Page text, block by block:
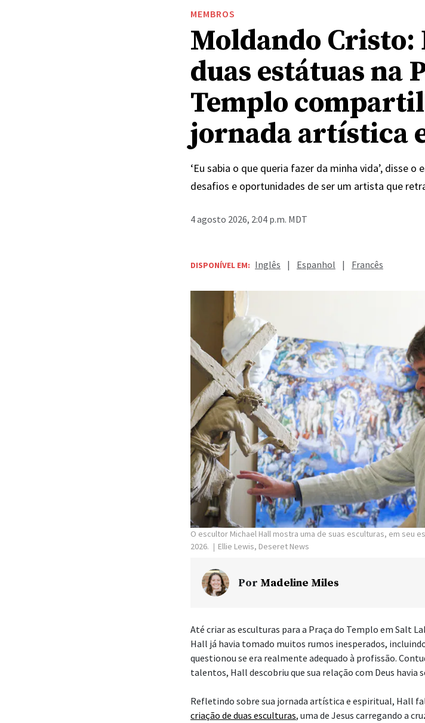
MEMBROS
Moldando Cristo:
duas estátuas na
Templo
jornada artística
‘Eu sabia o que queria fazer da minha vida’, disse
desafios e oportunidades de ser um artista que
4 agosto 2026, 2:04 p.m. MDT
DISPONÍVEL EM: Inglês | Espanhol | Francês
O escultor Michael Hall mostra uma de suas esculturas, em seu
2026.
Ellie Lewis, Deseret News
Por Madeline Miles
Até criar as esculturas para a Praça do Templo em Salt
Hall já havia tomado muitos rumos inesperados,
questionou se era realmente adequado à profissão.
talentos, Hall descobriu que sua relação com Deus havia
Refletindo sobre sua jornada artística e espiritual, Hall
criação de duas esculturas, uma de Jesus carregando a